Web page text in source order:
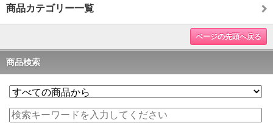
商品カテゴリー一覧
ページの先頭へ戻る
商品検索